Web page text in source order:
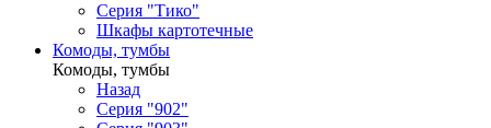
Серия "Тико"
Шкафы картотечные
Комоды, тумбы
Комоды, тумбы
Назад
Серия "902"